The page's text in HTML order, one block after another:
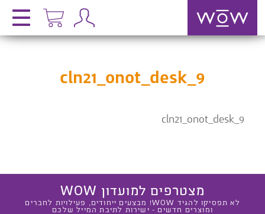
cln21_onot_desk_9
cln21_onot_desk_9
מצטרפים למועדון WOW
לא תפסיקו להגיד WOW! מבצעים ייחודים, פעילויות לחברים
ומוצרים חדשים - ישירות לתיבת המייל שלכם